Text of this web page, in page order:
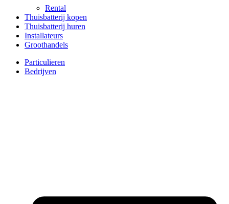
Rental
Thuisbatterij kopen
Thuisbatterij huren
Installateurs
Groothandels
Particulieren
Bedrijven